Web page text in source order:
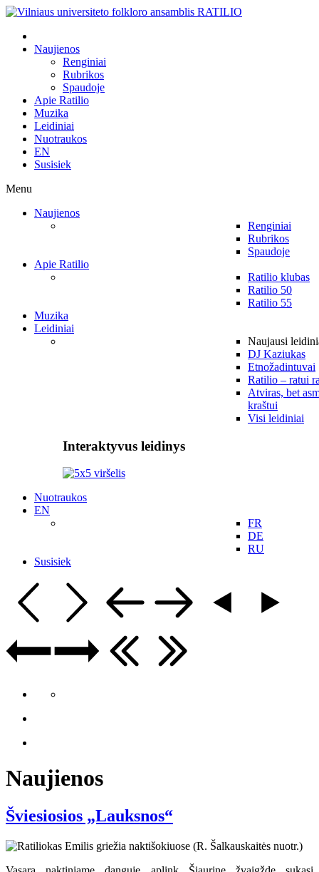
Naujienos
Renginiai
Rubrikos
Spaudoje
Apie Ratilio
Muzika
Leidiniai
Nuotraukos
EN
Susisiek
Menu
Naujienos
Renginiai
Rubrikos
Spaudoje
Apie Ratilio
Ratilio klubas
Ratilio 50
Ratilio 55
Muzika
Leidiniai
Naujausi
DJ Kaziukas
Etnožadintuvai
Ratilio – ratui
Atviras, bet
kraštui
Visi leidiniai
Interaktyvus leidinys
Nuotraukos
EN
FR
DE
RU
Susisiek
Naujienos
Šviesiosios „Lauksnos“